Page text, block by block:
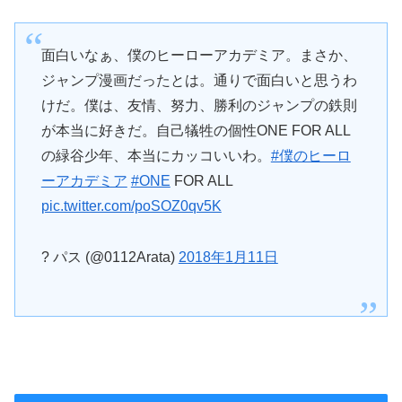
面白いなぁ、僕のヒーローアカデミア。まさか、
ジャンプ漫画だったとは。通りで面白いと思うわ
けだ。僕は、友情、努力、勝利のジャンプの鉄則
が本当に好きだ。自己犠牲の個性ONE FOR ALL
の緑谷少年、本当にカッコいいわ。 #僕のヒーロ
ーアカデミア #ONE FOR ALL
pic.twitter.com/poSOZ0qv5K
? パス (@0112Arata) 2018年1月11日